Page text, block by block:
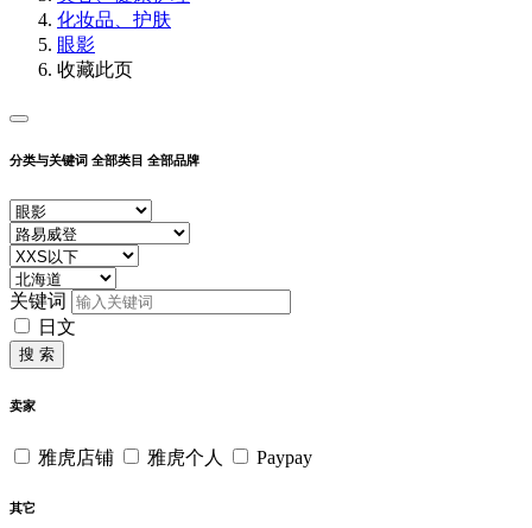
化妆品、护肤
眼影
收藏此页
分类与关键词 全部类目 全部品牌
关键词
日文
搜 索
卖家
雅虎店铺 雅虎个人 Paypay
其它